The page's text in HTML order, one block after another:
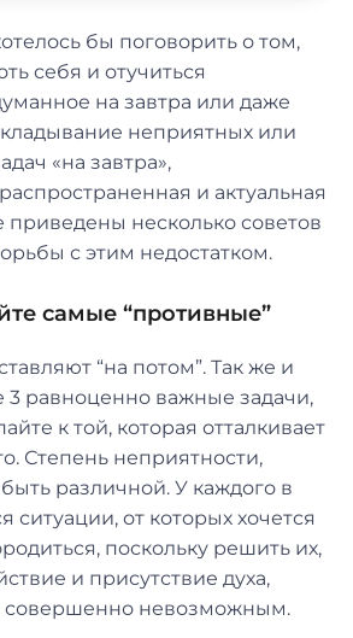
бы поговорить о том,
себя и отучиться
на завтра или даже
неприятных или
«на завтра»,
и актуальная
несколько советов
с этим недостатком.
самые “противные”
“на потом”. Так же и
3 равноценно важные задачи,
к той, которая отталкивает
Степень неприятности,
различной. У каждого в
ситуации, от которых хочется
поскольку решить их,
и присутствие духа,
совершенно невозможным.